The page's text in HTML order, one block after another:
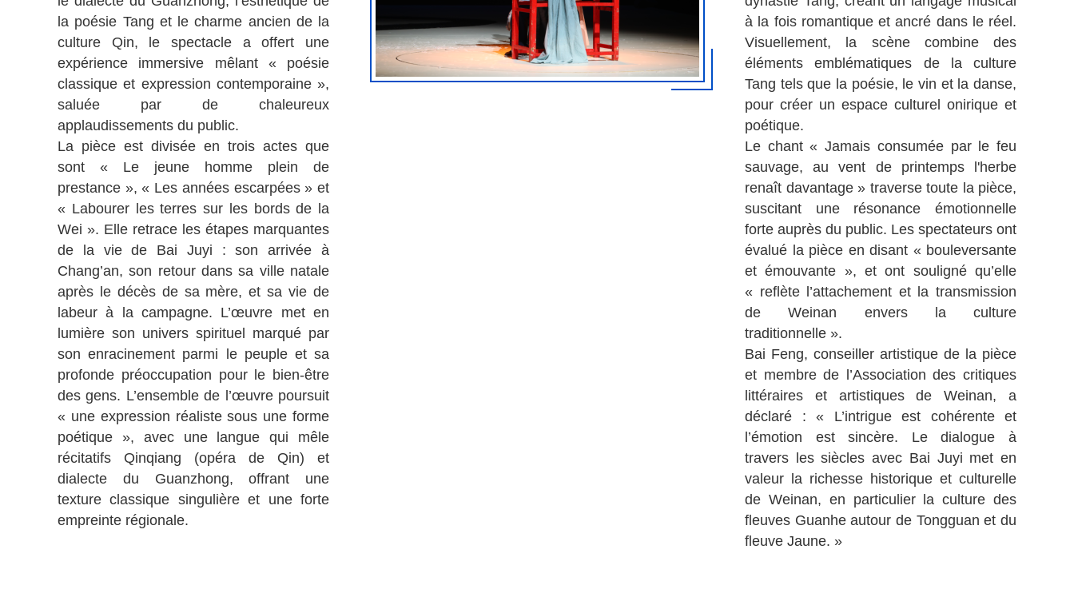
la poésie Tang et le charme ancien de la
culture Qin, le spectacle a offert une
expérience immersive mêlant « poésie
classique et expression contemporaine »,
saluée par de chaleureux
applaudissements du public.
La pièce est divisée en trois actes que
sont « Le jeune homme plein de
prestance », « Les années escarpées » et
« Labourer les terres sur les bords de la
Wei ». Elle retrace les étapes marquantes
de la vie de Bai Juyi : son arrivée à
Chang’an, son retour dans sa ville natale
après le décès de sa mère, et sa vie de
labeur à la campagne. L’œuvre met en
lumière son univers spirituel marqué par
son enracinement parmi le peuple et sa
profonde préoccupation pour le bien-être
des gens. L’ensemble de l’œuvre poursuit
« une expression réaliste sous une forme
poétique », avec une langue qui mêle
récitatifs Qinqiang (opéra de Qin) et
dialecte du Guanzhong, offrant une
texture classique singulière et une forte
empreinte régionale.
à la fois romantique et ancré dans le réel.
Visuellement, la scène combine des
éléments emblématiques de la culture
Tang tels que la poésie, le vin et la danse,
pour créer un espace culturel onirique et
poétique.
Le chant « Jamais consumée par le feu
sauvage, au vent de printemps l'herbe
renaît davantage » traverse toute la pièce,
suscitant une résonance émotionnelle
forte auprès du public. Les spectateurs ont
évalué la pièce en disant « bouleversante
et émouvante », et ont souligné qu’elle
« reflète l’attachement et la transmission
de Weinan envers la culture
traditionnelle ».
Bai Feng, conseiller artistique de la pièce
et membre de l’Association des critiques
littéraires et artistiques de Weinan, a
déclaré : « L’intrigue est cohérente et
l’émotion est sincère. Le dialogue à
travers les siècles avec Bai Juyi met en
valeur la richesse historique et culturelle
de Weinan, en particulier la culture des
fleuves Guanhe autour de Tongguan et du
fleuve Jaune. »